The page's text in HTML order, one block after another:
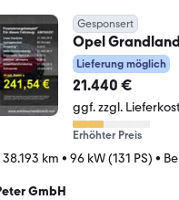
Gesponsert
Opel
Automatik
Lieferung möglich
21.440 €
ggf. zzgl.
Erhöhter Preis
38.193 km • 96 kW (131 PS) •
GmbH